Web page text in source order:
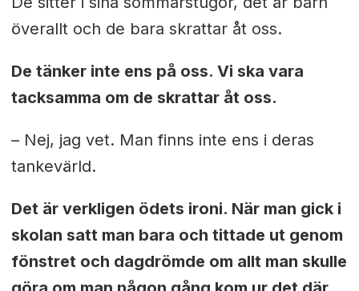
överallt och de bara skrattar åt oss.
De tänker inte ens på oss. Vi ska vara
tacksamma om de skrattar åt oss.
– Nej, jag vet. Man finns inte ens i deras
tankevärld.
Det är verkligen ödets ironi. När man gick i
skolan satt man bara och tittade ut genom
fönstret och dagdrömde om allt man skulle